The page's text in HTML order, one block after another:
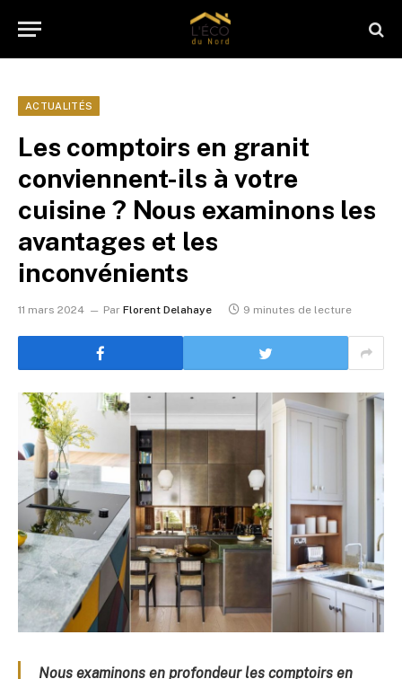
ACTUALITÉS
Les comptoirs en granit
conviennent-ils à votre
cuisine ? Nous examinons les
avantages et les
inconvénients
11 mars 2024 Par Florent Delahaye 9 minutes de lecture
Nous examinons en profondeur les comptoirs en